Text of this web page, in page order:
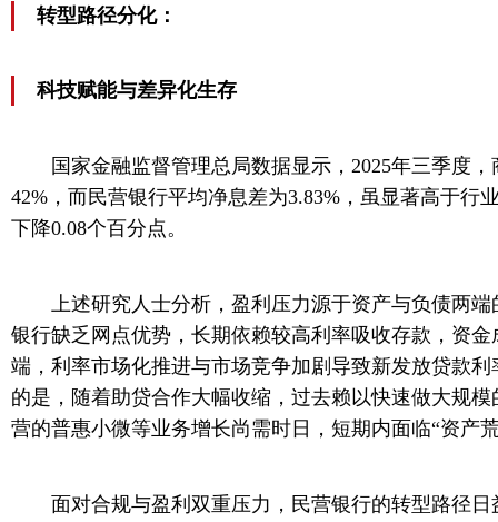
转型路径分化：
科技赋能与差异化生存
国家金融监督管理总局数据显示，2025年三季度
42%，而民营银行平均净息差为3.83%，虽显著高于行
下降0.08个百分点。
上述研究人士分析，盈利压力源于资产与负债两
银行缺乏网点优势，长期依赖较高利率吸收存款，资
端，利率市场化推进与市场竞争加剧导致新发放贷款
的是，随着助贷合作大幅收缩，过去赖以快速做大规
营的普惠小微等业务增长尚需时日，短期内面临“资产
面对合规与盈利双重压力，民营银行的转型路径